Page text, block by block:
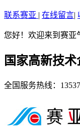
联系赛亚 | 在线留言|
您好！欢迎来到赛亚
国家高新技
全国服务热线：